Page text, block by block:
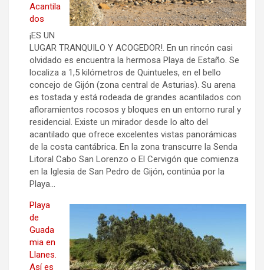
Acantila
dos
¡ES UN
LUGAR TRANQUILO Y ACOGEDOR!. En un rincón casi
olvidado es encuentra la hermosa Playa de Estaño. Se
localiza a 1,5 kilómetros de Quintueles, en el bello
concejo de Gijón (zona central de Asturias). Su arena
es tostada y está rodeada de grandes acantilados con
afloramientos rocosos y bloques en un entorno rural y
residencial. Existe un mirador desde lo alto del
acantilado que ofrece excelentes vistas panorámicas
de la costa cantábrica. En la zona transcurre la Senda
Litoral Cabo San Lorenzo o El Cervigón que comienza
en la Iglesia de San Pedro de Gijón, continúa por la
Playa…
Playa
de
Guada
mia en
Llanes.
Así es